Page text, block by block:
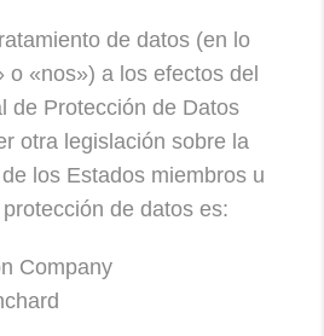
de datos (en lo
o «nos») a los efectos del
de Protección de Datos
otra legislación sobre la
los Estados miembros u
de datos es:
Company